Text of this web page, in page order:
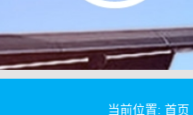
当前位置: 首页